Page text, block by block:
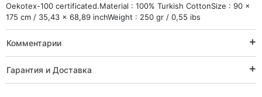
Oekotex-100 certificated.Material : 100% Turkish CottonSize : 90 x
175 cm / 35,43 x 68,89 inchWeight : 250 gr / 0,55 ibs
Комментарии
Гарантия и Доставка